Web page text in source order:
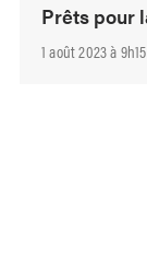
Prêts pour
1 août 2023 à 9h15